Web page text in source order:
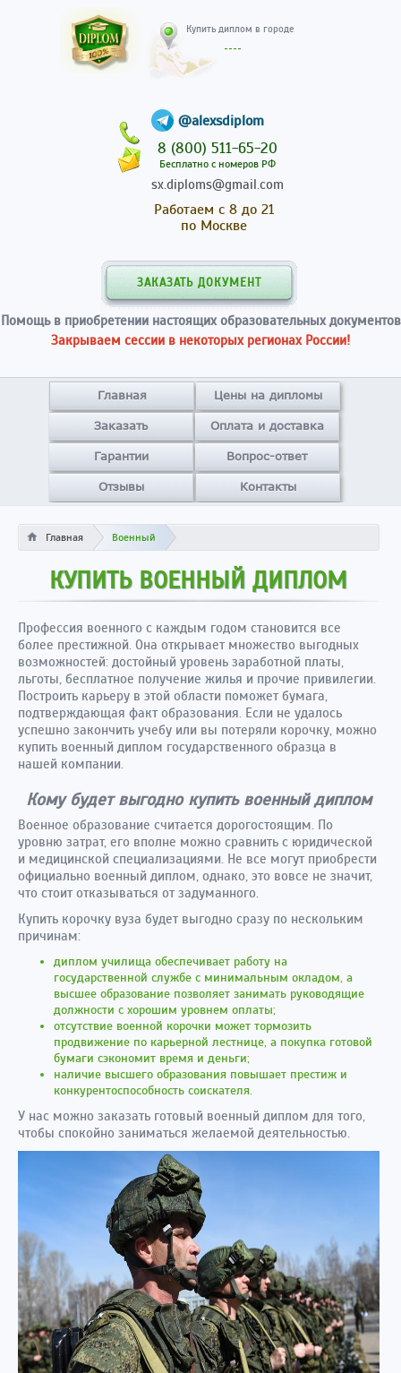
@alexsdiplom
8 (800) 511-65-20
Бесплатно с номеров РФ
sx.diploms@gmail.com
Работаем с 8 до 21
по Москве
ЗАКАЗАТЬ ДОКУМЕНТ
Помощь в приобретении настоящих образовательных документов
Закрываем сессии в некоторых регионах России!
Главная Цены на дипломы
Заказать Оплата и доставка
Гарантии Вопрос-ответ
Отзывы Контакты
Главная Военный
КУПИТЬ ВОЕННЫЙ ДИПЛОМ
Профессия военного с каждым годом становится все
более престижной. Она открывает множество выгодных
возможностей: достойный уровень заработной платы,
льготы, бесплатное получение жилья и прочие привилегии.
Построить карьеру в этой области поможет бумага,
подтверждающая факт образования. Если не удалось
успешно закончить учебу или вы потеряли корочку, можно
купить военный диплом государственного образца в
нашей компании.
Кому будет выгодно купить военный диплом
Военное образование считается дорогостоящим. По
уровню затрат, его вполне можно сравнить с юридической
и медицинской специализациями. Не все могут приобрести
официально военный диплом, однако, это вовсе не значит,
что стоит отказываться от задуманного.
Купить корочку вуза будет выгодно сразу по нескольким
причинам:
диплом училища обеспечивает работу на
государственной службе с минимальным окладом, а
высшее образование позволяет занимать руководящие
должности с хорошим уровнем оплаты;
отсутствие военной корочки может тормозить
продвижение по карьерной лестнице, а покупка готовой
бумаги сэкономит время и деньги;
наличие высшего образования повышает престиж и
конкурентоспособность соискателя.
У нас можно заказать готовый военный диплом для того,
чтобы спокойно заниматься желаемой деятельностью.